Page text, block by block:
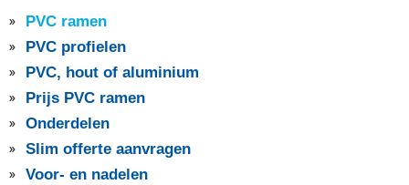
PVC ramen
PVC profielen
PVC, hout of aluminium
Prijs PVC ramen
Onderdelen
Slim offerte aanvragen
Voor- en nadelen